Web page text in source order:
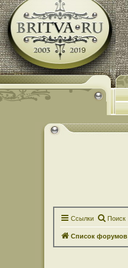
Ссылки Поиск
Список форумов